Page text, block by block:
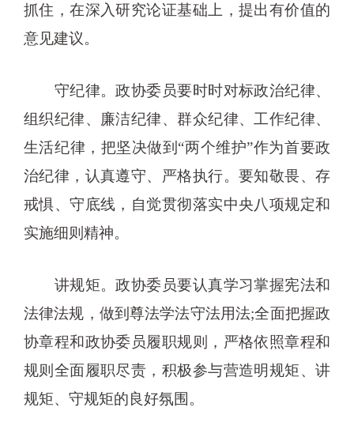
抓住，在深入研究论证基础上，提出有价值的
意见建议。
守纪律。政协委员要时时对标政治纪律、
组织纪律、廉洁纪律、群众纪律、工作纪律、
生活纪律，把坚决做到“两个维护”作为首要政
治纪律，认真遵守、严格执行。要知敬畏、存
戒惧、守底线，自觉贯彻落实中央八项规定和
实施细则精神。
讲规矩。政协委员要认真学习掌握宪法和
法律法规，做到尊法学法守法用法;全面把握政
协章程和政协委员履职规则，严格依照章程和
规则全面履职尽责，积极参与营造明规矩、讲
规矩、守规矩的良好氛围。